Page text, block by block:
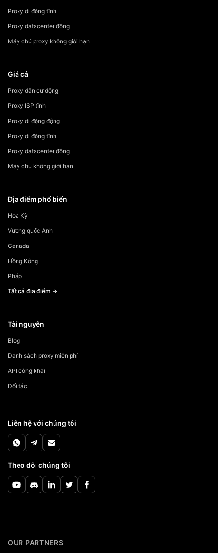
Proxy di động tĩnh
Proxy datacenter động
Máy chủ proxy không giới hạn
Giá cả
Proxy dân cư động
Proxy ISP tĩnh
Proxy di động động
Proxy di động tĩnh
Proxy datacenter động
Máy chủ không giới hạn
Địa điểm phổ biến
Hoa Kỳ
Vương quốc Anh
Canada
Hồng Kông
Pháp
Tất cả địa điểm →
Tài nguyên
Blog
Danh sách proxy miễn phí
API công khai
Đối tác
Liên hệ với chúng tôi
Theo dõi chúng tôi
OUR PARTNERS